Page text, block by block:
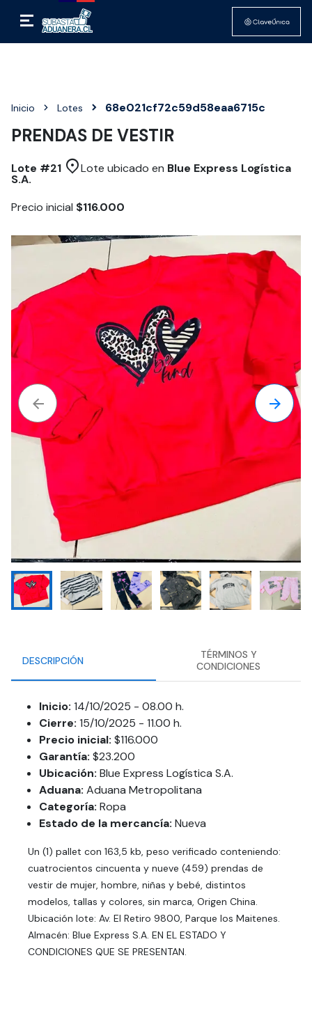
Inicio Lotes 68e021cf72c59d58eaa6715c
PRENDAS DE VESTIR
Lote #21 Lote ubicado en Blue Express Logística
S.A.
Precio inicial $116.000
DESCRIPCIÓN
TÉRMINOS Y
CONDICIONES
Inicio: 14/10/2025 - 08.00 h.
Cierre: 15/10/2025 - 11.00 h.
Precio inicial: $116.000
Garantía: $23.200
Ubicación: Blue Express Logística S.A.
Aduana: Aduana Metropolitana
Categoría: Ropa
Estado de la mercancía: Nueva
Un (1) pallet con 163,5 kb, peso verificado conteniendo:
cuatrocientos cincuenta y nueve (459) prendas de
vestir de mujer, hombre, niñas y bebé, distintos
modelos, tallas y colores, sin marca, Origen China.
Ubicación lote: Av. El Retiro 9800, Parque los Maitenes.
Almacén: Blue Express S.A. EN EL ESTADO Y
CONDICIONES QUE SE PRESENTAN.